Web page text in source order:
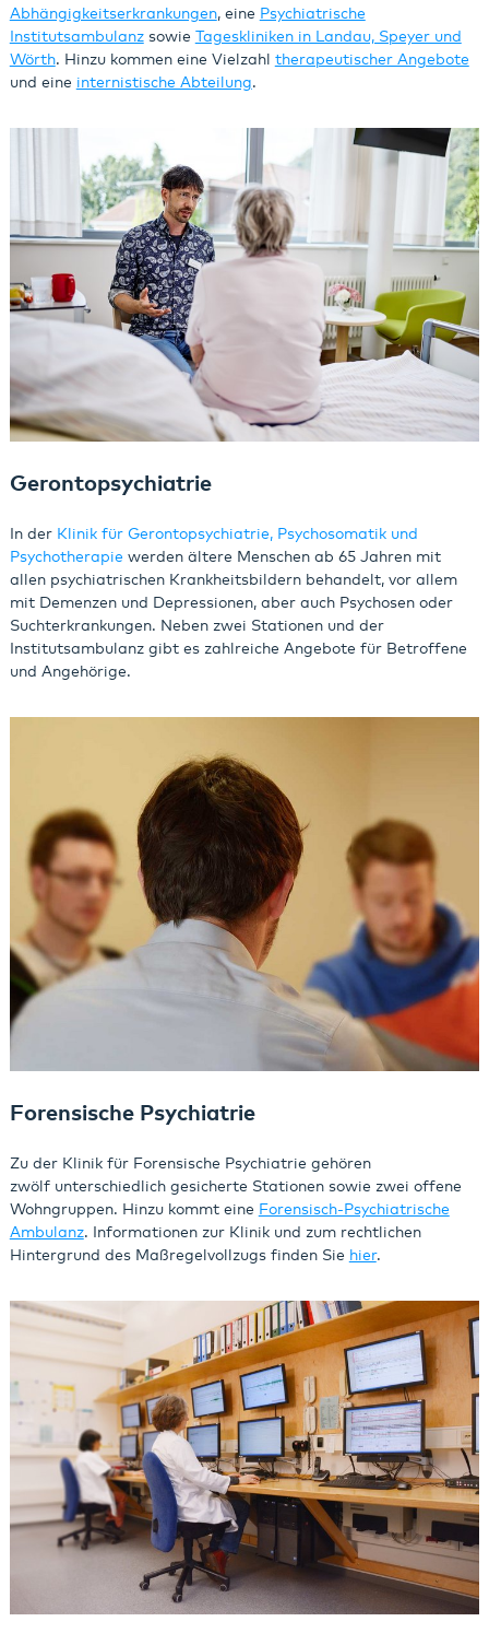
Abhängigkeitserkrankungen, eine Psychiatrische
Institutsambulanzsowie Tageskliniken in Landau, Speyer und
Wörth. Hinzu kommen eine Vielzahl therapeutischer Angebote
und eine internistische Abteilung.
Gerontopsychiatrie
In der Klinik für Gerontopsychiatrie, Psychosomatik und
Psychotherapie ​​​​​​​ werden ältere Menschen ab 65 Jahren mit
allen psychiatrischen Krankheitsbildern behandelt, vor allem
mit Demenzen und Depressionen, aber auch Psychosen oder
Suchterkrankungen. Neben zwei Stationen und der
Institutsambulanz gibt es zahlreiche Angebote für Betroffene
und Angehörige.
Forensische Psychiatrie
Zu der Klinik für Forensische Psychiatrie gehören
zwölf unterschiedlich gesicherte Stationen sowie zwei offene
Wohngruppen. Hinzu kommt eine Forensisch-Psychiatrische
Ambulanz. Informationen zur Klinik und zum rechtlichen
Hintergrund des Maßregelvollzugs finden Sie hier.